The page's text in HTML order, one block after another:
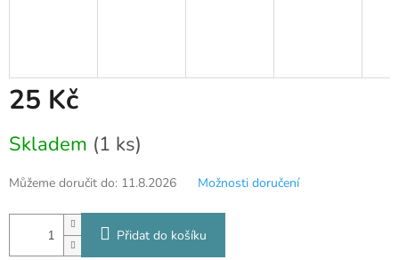
25 Kč
cena:
Skladem (1 ks)
Můžeme doručit do: 11.8.2026 Možnosti doručení
Přidat do košíku